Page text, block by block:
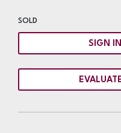
SOLD
SIGN